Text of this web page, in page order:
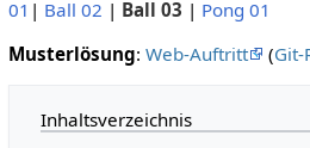
01 | Ball 02 | Ball 03 | Pong 01
Musterlösung: Web-Auftritt (Git-
Inhaltsverzeichnis